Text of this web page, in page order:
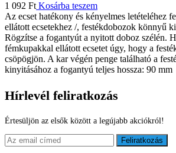
1 092 Ft Kosárba teszem
Az ecset hatékony és kényelmes letételéhez
ellátott ecsetekhez /, festékdobozok könnyű
Rögzítse a fogantyút a nyitott doboz szélén.
fémkupakkal ellátott ecsetet úgy, hogy a
csöpögjön. A kar végén penge található a
kinyitásához a fogantyú teljes hossza: 90 mm
Hírlevél feliratkozás
Értesüljön az elsők között a legújabb akciókról!
Feliratkozás